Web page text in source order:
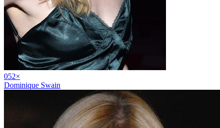
052×
Dominique Swain